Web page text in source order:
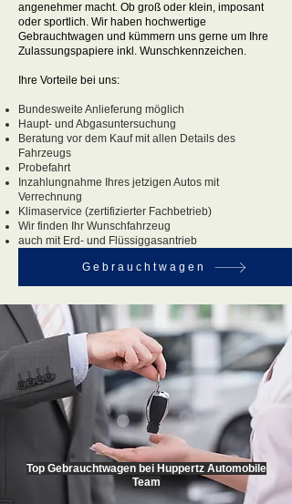
angenehmer macht. Ob groß oder klein, imposant
oder sportlich. Wir haben hochwertige
Gebrauchtwagen und kümmern uns gerne um Ihre
Zulassungspapiere inkl. Wunschkennzeichen.
Ihre Vorteile bei uns:
Bundesweite Anlieferung möglich
Haupt- und Abgasuntersuchung
Beratung vor dem Kauf mit allen Details des
Fahrzeugs
Probefahrt
Inzahlungnahme Ihres jetzigen Autos mit
Verrechnung
Klimaservice (zertifizierter Fachbetrieb)
Wir finden Ihr Wunschfahrzeug
auch mit Erd- und Flüssiggasantrieb
Gebrauchtwagen
Top Gebrauchtwagen bei Huppertz Automobile
Team